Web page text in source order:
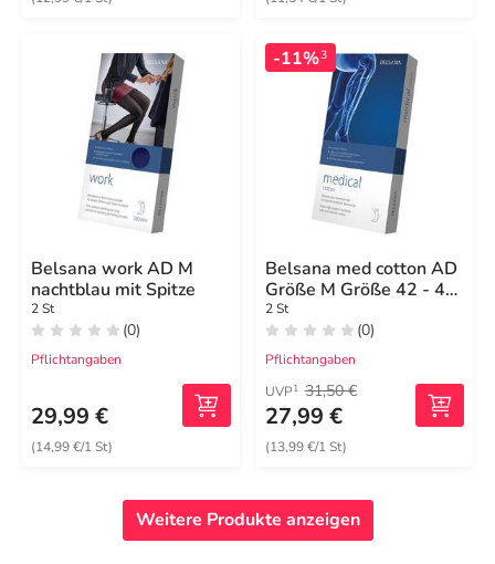
Belsana work AD M
nachtblau mit Spitze
2 St
(0)
Pflichtangaben
29,99 €
(14,99 €/1 St)
-11%3
Belsana med cotton AD
Größe M Größe 42 - 44
anthrazit
2 St
(0)
Pflichtangaben
UVP1 31,50 €
27,99 €
(13,99 €/1 St)
Weitere Produkte anzeigen